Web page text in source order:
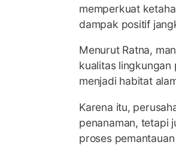
memperkuat
dampak positif
Menurut Ratna,
kualitas lingkungan
menjadi habitat
Karena itu,
penanaman, tetapi
proses